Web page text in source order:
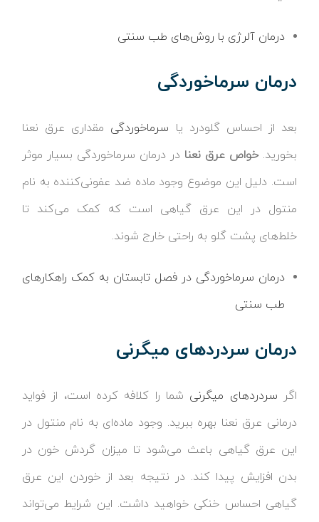
درمان آلرژی با روش‌های طب سنتی
درمان سرماخوردگی
بعد از احساس گلودرد یا سرماخوردگی مقداری عرق نعنا
بخورید.خواص عرق نعنا در درمان سرماخوردگی بسیار موثر
است. دلیل این موضوع وجود ماده ضد عفونی‌کننده به نام
منتول در این عرق گیاهی است که کمک می‌کند تا
خلط‌های پشت گلو به راحتی خارج شوند.
درمان سرماخوردگی در فصل تابستان به کمک راهکارهای
طب سنتی
درمان سردردهای میگرنی
اگر سردردهای میگرنی شما را کلافه کرده است، از فواید
درمانی عرق نعنا بهره ببرید. وجود ماده‌ای به نام منتول در
این عرق گیاهی باعث می‌شود تا میزان گردش خون در
بدن افزایش پیدا کند. در نتیجه بعد از خوردن این عرق
گیاهی احساس خنکی خواهید داشت. این شرایط می‌تواند